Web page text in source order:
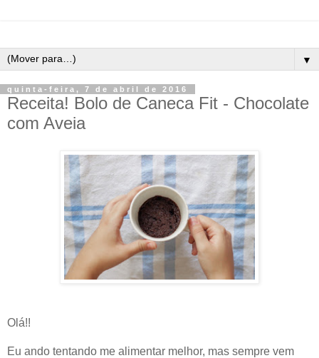
▼
quinta-feira, 7 de abril de 2016
Receita! Bolo de Caneca Fit - Chocolate
com Aveia
Olá!!
Eu ando tentando me alimentar melhor, mas sempre vem